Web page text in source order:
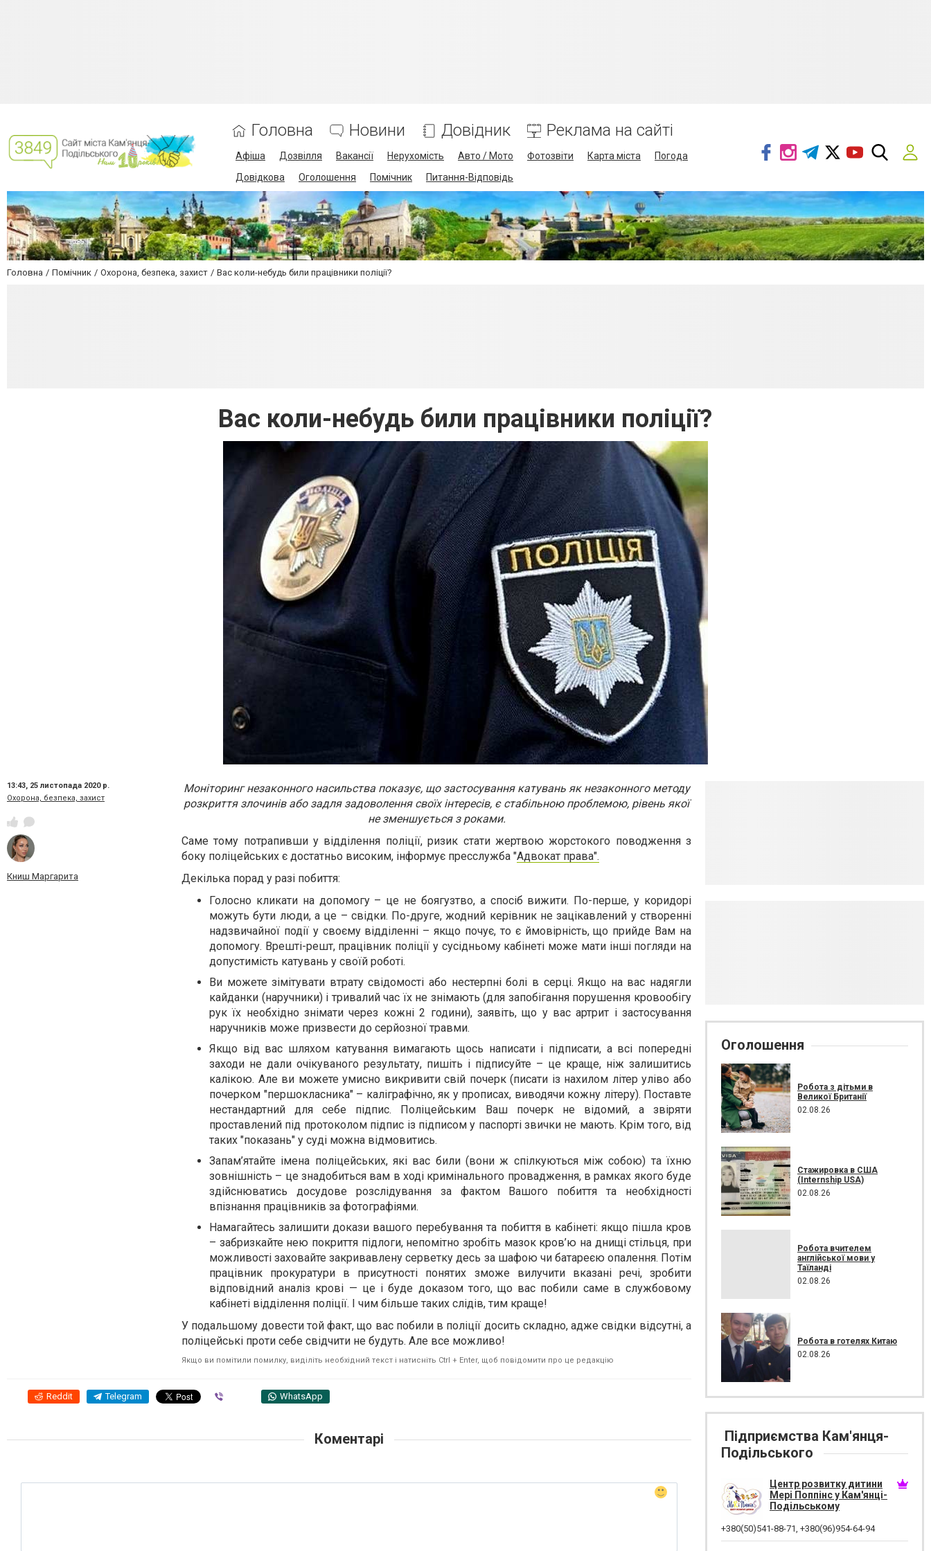
Головна Новини Довідник Реклама на сайті
Афіша Дозвілля Вакансії Нерухомість Авто / Мото Фотозвіти Карта міста
Погода
Довідкова
Оголошення Помічник Питання-Відповідь
Головна Помічник Охорона, безпека, захист Вас коли-небудь били працівники поліції?
Вас коли-небудь били працівники поліції?
13:43, 25 листопада 2020 р.
Охорона, безпека, захист
Книш Маргарита
Моніторинг незаконного насильства показує, що застосування катувань як незаконного методу
розкриття злочинів або задля задоволення своїх інтересів, є стабільною проблемою, рівень якої
не зменшується з роками.
Саме тому потрапивши у відділення поліції, ризик стати жертвою жорстокого поводження з
боку поліцейських є достатньо високим, інформує пресслужба "Адвокат права".
Декілька порад у разі побиття:
Голосно кликати на допомогу – це не боягузтво, а спосіб вижити. По-перше, у коридорі
можуть бути люди, а це – свідки. По-друге, жодний керівник не зацікавлений у створенні
надзвичайної події у своєму відділенні – якщо почує, то є ймовірність, що прийде Вам на
допомогу. Врешті-решт, працівник поліції у сусідньому кабінеті може мати інші погляди на
допустимість катувань у своїй роботі.
Ви можете зімітувати втрату свідомості або нестерпні болі в серці. Якщо на вас надягли
кайданки (наручники) і тривалий час їх не знімають (для запобігання порушення кровообігу
рук їх необхідно знімати через кожні 2 години), заявіть, що у вас артрит і застосування
наручників може призвести до серйозної травми.
Якщо від вас шляхом катування вимагають щось написати і підписати, а всі попередні
заходи не дали очікуваного результату, пишіть і підписуйте – це краще, ніж залишитись
калікою. Але ви можете умисно викривити свій почерк (писати із нахилом літер уліво або
почерком "першокласника" – каліграфічно, як у прописах, виводячи кожну літеру). Поставте
нестандартний для себе підпис. Поліцейським Ваш почерк не відомий, а звіряти
проставлений під протоколом підпис із підписом у паспорті звички не мають. Крім того, від
таких "показань" у суді можна відмовитись.
Запам’ятайте імена поліцейських, які вас били (вони ж спілкуються між собою) та їхню
зовнішність – це знадобиться вам в ході кримінального провадження, в рамках якого буде
здійснюватись досудове розслідування за фактом Вашого побиття та необхідності
впізнання працівників за фотографіями.
Намагайтесь залишити докази вашого перебування та побиття в кабінеті: якщо пішла кров
– забризкайте нею покриття підлоги, непомітно зробіть мазок кров’ю на днищі стільця, при
можливості заховайте закривавлену серветку десь за шафою чи батареєю опалення. Потім
працівник прокуратури в присутності понятих зможе вилучити вказані речі, зробити
відповідний аналіз крові — це і буде доказом того, що вас побили саме в службовому
кабінеті відділення поліції. І чим більше таких слідів, тим краще!
У подальшому довести той факт, що вас побили в поліції досить складно, адже свідки відсутні, а
поліцейські проти себе свідчити не будуть. Але все можливо!
Якщо ви помітили помилку, виділіть необхідний текст і натисніть Ctrl + Enter, щоб повідомити про це редакцію
Reddit Telegram WhatsApp
Коментарі
Оголошення
Робота з дітьми в
Великої Британії
02.08.26
Стажировка в США
(Internship USA)
02.08.26
Робота вчителем
англійської мови у
Таїланді
02.08.26
Робота в готелях Китаю
02.08.26
Підприємства Кам'янця-
Подільського
Центр розвитку дитини
Мері Поппінс у Кам'янці-
Подільському
+380(50)541-88-71, +380(96)954-64-94